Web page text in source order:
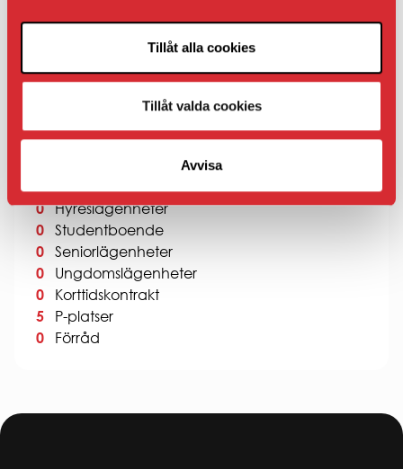
Tillåt alla cookies
Tillåt valda cookies
Avvisa
Här får du ett boende där stadens bekvämlighet
möter ett lugnare tempo. Västerhiske passar dig som
miljö med historisk karaktär.
0 Hyreslägenheter
0 Studentboende
0 Seniorlägenheter
0
Ungdomslägenheter
0
Korttidskontrakt
5
P-platser
0
Förråd